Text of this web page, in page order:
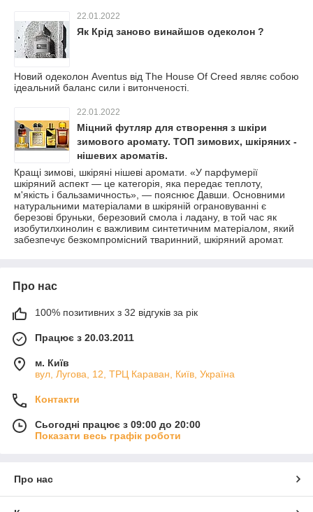
22.01.2022
Як Крід заново винайшов одеколон ?
Новий одеколон Aventus від The House Of Creed являє собою
ідеальний баланс сили і витонченості.
22.01.2022
Міцний футляр для створення з шкіри
зимового аромату. ТОП зимових, шкіряних -
нішевих ароматів.
Кращі зимові, шкіряні нішеві аромати. «У парфумерії
шкіряний аспект — це категорія, яка передає теплоту,
м'якість і бальзамичность», — пояснює Давши. Основними
натуральними матеріалами в шкіряній ограновуванні є
березові бруньки, березовий смола і ладану, в той час як
изобутилхинолин є важливим синтетичним матеріалом, який
забезпечує безкомпромісний тваринний, шкіряний аромат.
Про нас
100% позитивних з 32 відгуків за рік
Працює з 20.03.2011
м. Київ
вул, Лугова, 12, ТРЦ Караван, Київ, Україна
Контакти
Сьогодні працює з 09:00 до 20:00
Показати весь графік роботи
Про нас